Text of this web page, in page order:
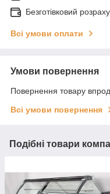
Безготівковий
Всі умови оплати
Умови повернення
Повернення товару
Всі умови повернення
Подібні товари